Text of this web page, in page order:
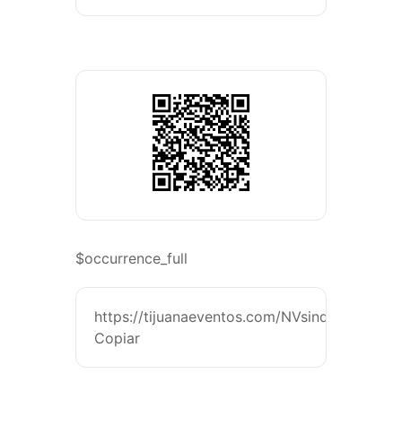
$occurrence_full
https://tijuanaeventos.com/
Copiar